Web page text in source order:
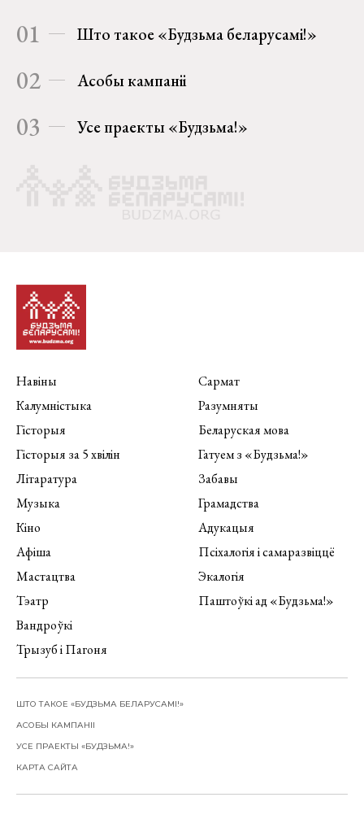
01 Што такое «Будзьма беларусамі!»
02 Асобы кампаніі
03 Усе праекты «Будзьма!»
Навіны
Калумністыка
Гісторыя
Гісторыя за 5 хвілін
Літаратура
Музыка
Кіно
Афіша
Мастацтва
Тэатр
Вандроўкі
Трызуб і Пагоня
Сармат
Разумняты
Беларуская мова
Гатуем з «Будзьма!»
Забавы
Грамадства
Адукацыя
Псіхалогія і самаразвіццё
Экалогія
Паштоўкі ад «Будзьма!»
ШТО ТАКОЕ «БУДЗЬМА БЕЛАРУСАМІ!»
АСОБЫ КАМПАНІІ
УСЕ ПРАЕКТЫ «БУДЗЬМА!»
КАРТА САЙТА